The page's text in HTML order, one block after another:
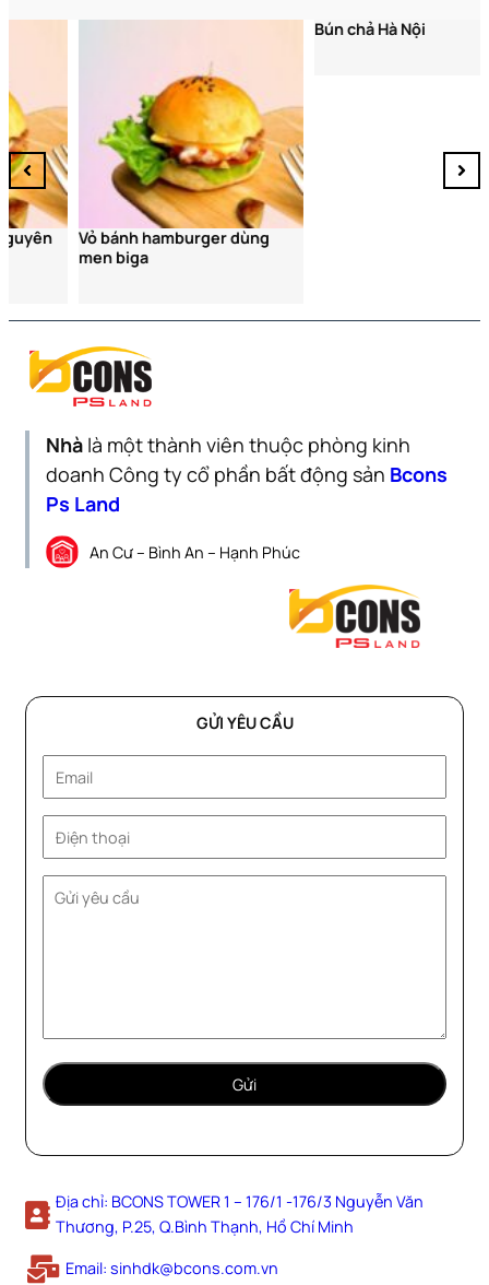
Vỏ bánh hamburger dùng
men biga
Bún chả Hà Nội
Nhà là một thành viên thuộc phòng kinh
doanh Công ty cổ phần bất động sản Bcons
Ps Land
An Cư – Bình An – Hạnh Phúc
GỬI YÊU CẦU
Địa chỉ: BCONS TOWER 1 – 176/1 -176/3 Nguyễn Văn
Thương, P.25, Q.Bình Thạnh, Hồ Chí Minh
Email: sinhdk@bcons.com.vn